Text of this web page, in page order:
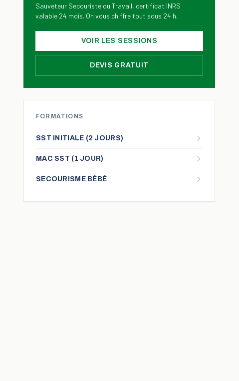
Sauveteur Secouriste du Travail, certificat INRS
valable 24 mois. On vous chiffre tout sous 24 h.
VOIR LES SESSIONS
DEVIS GRATUIT
FORMATIONS
SST INITIALE (2 JOURS)
MAC SST (1 JOUR)
SECOURISME BÉBÉ